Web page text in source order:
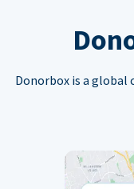
Donorbox is a global